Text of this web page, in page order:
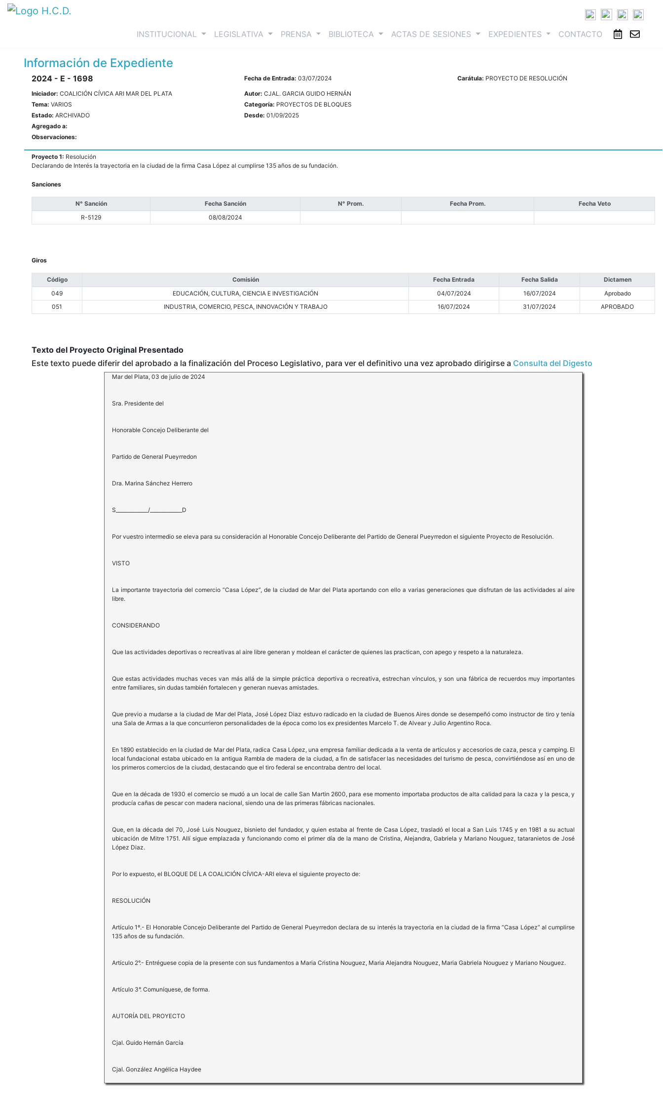
INSTITUCIONAL (current)LEGISLATIVA PRENSA BIBLIOTECA ACTAS DE SESIONES EXPEDIENTES CONTACTO
Información de Expediente
2024 - E - 1698 Fecha de Entrada:03/07/2024 Carátula: PROYECTO DE RESOLUCIÓN
Iniciador: COALICIÓN CÍVICA ARI MAR DEL PLATA Autor:CJAL. GARCIA GUIDO HERNÁN
Tema: VARIOS Categoría: PROYECTOS DE BLOQUES
Estado: ARCHIVADO Desde:01/09/2025
Agregado a:
Observaciones:
Proyecto 1: Resolución
Declarando de Interés la trayectoria en la ciudad de la firma Casa López al cumplirse 135 años de su fundación.
Sanciones
N° Sanción Fecha Sanción N° Prom. Fecha Prom.
Fecha Veto
R-5129
08/08/2024
Giros
Código Comisión Fecha Entrada Fecha Salida
Dictamen
049
EDUCACIÓN, CULTURA, CIENCIA E INVESTIGACIÓN 04/07/2024 16/07/2024
Aprobado
051
INDUSTRIA, COMERCIO, PESCA, INNOVACIÓN Y TRABAJO 16/07/2024 31/07/2024 APROBADO
Texto del Proyecto Original Presentado
Este texto puede diferir del aprobado a la finalización del Proceso Legislativo, para ver el definitivo una vez aprobado dirigirse a Consulta del Digesto
Mar del Plata, 03 de julio de 2024
Sra. Presidente del
Honorable Concejo Deliberante del
Partido de General Pueyrredon
Dra. Marina Sánchez Herrero
S_____________/_____________D
Por vuestro intermedio se eleva para su consideración al Honorable Concejo Deliberante del Partido de General Pueyrredon el siguiente Proyecto de Resolución.
VISTO
La importante trayectoria del comercio “Casa López”, de la ciudad de Mar del Plata aportando con ello a varias generaciones que disfrutan de las actividades al aire
libre.
CONSIDERANDO
Que las actividades deportivas o recreativas al aire libre generan y moldean el carácter de quienes las practican, con apego y respeto a la naturaleza.
Que estas actividades muchas veces van más allá de la simple práctica deportiva o recreativa, estrechan vínculos, y son una fábrica de recuerdos muy importantes
entre familiares, sin dudas también fortalecen y generan nuevas amistades.
Que previo a mudarse a la ciudad de Mar del Plata, José López Diaz estuvo radicado en la ciudad de Buenos Aires donde se desempeñó como instructor de tiro y tenía
una Sala de Armas a la que concurrieron personalidades de la época como los ex presidentes Marcelo T. de Alvear y Julio Argentino Roca.
En 1890 establecido en la ciudad de Mar del Plata, radica Casa López, una empresa familiar dedicada a la venta de artículos y accesorios de caza, pesca y camping. El
local fundacional estaba ubicado en la antigua Rambla de madera de la ciudad, a fin de satisfacer las necesidades del turismo de pesca, convirtiéndose así en uno de
los primeros comercios de la ciudad, destacando que el tiro federal se encontraba dentro del local.
Que en la década de 1930 el comercio se mudó a un local de calle San Martin 2600, para ese momento importaba productos de alta calidad para la caza y la pesca, y
producía cañas de pescar con madera nacional, siendo una de las primeras fábricas nacionales.
Que, en la década del 70, José Luis Nouguez, bisnieto del fundador, y quien estaba al frente de Casa López, trasladó el local a San Luis 1745 y en 1981 a su actual
ubicación de Mitre 1751. Allí sigue emplazada y funcionando como el primer día de la mano de Cristina, Alejandra, Gabriela y Mariano Nouguez, tataranietos de José
López Diaz.
Por lo expuesto, el BLOQUE DE LA COALICIÓN CÍVICA-ARI eleva el siguiente proyecto de:
RESOLUCIÓN
Artículo 1º.- El Honorable Concejo Deliberante del Partido de General Pueyrredon declara de su interés la trayectoria en la ciudad de la firma “Casa López” al cumplirse
135 años de su fundación.
Artículo 2°.- Entréguese copia de la presente con sus fundamentos a Maria Cristina Nouguez, Maria Alejandra Nouguez, Maria Gabriela Nouguez y Mariano Nouguez.
Artículo 3°. Comuníquese, de forma.
AUTORÍA DEL PROYECTO
Cjal. Guido Hernán García
Cjal. González Angélica Haydee